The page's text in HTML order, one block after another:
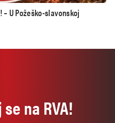
U Požeško-slavonskoj
na RVA!